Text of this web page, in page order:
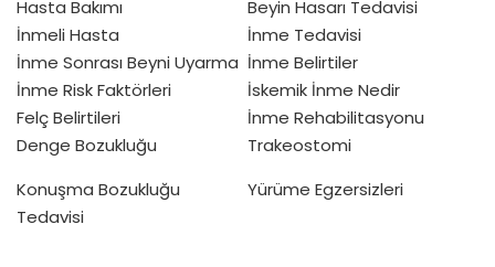
Hasta Bakımı
İnmeli Hasta
İnme Sonrası Beyni Uyarma
İnme Risk Faktörleri
Felç Belirtileri
Denge Bozukluğu
Beyin Hasarı Tedavisi
İnme Tedavisi
İnme Belirtiler
İskemik İnme Nedir
İnme Rehabilitasyonu
Trakeostomi
Konuşma Bozukluğu
Tedavisi
Yürüme Egzersizleri